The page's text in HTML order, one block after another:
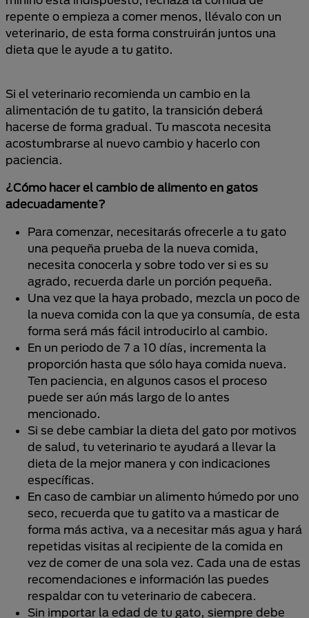
repente o empieza a comer menos, llévalo con un
veterinario, de esta forma construirán juntos una
dieta que le ayude a tu gatito.
Si el veterinario recomienda un cambio en la
alimentación de tu gatito, la transición deberá
hacerse de forma gradual. Tu mascota necesita
acostumbrarse al nuevo cambio y hacerlo con
paciencia.
¿Cómo hacer el cambio de alimento en gatos
adecuadamente?
Para comenzar, necesitarás ofrecerle a tu gato
una pequeña prueba de la nueva comida,
necesita conocerla y sobre todo ver si es su
agrado, recuerda darle un porción pequeña.
Una vez que la haya probado, mezcla un poco de
la nueva comida con la que ya consumía, de esta
forma será más fácil introducirlo al cambio.
En un periodo de 7 a 10 días, incrementa la
proporción hasta que sólo haya comida nueva.
Ten paciencia, en algunos casos el proceso
puede ser aún más largo de lo antes
mencionado.
Si se debe cambiar la dieta del gato por motivos
de salud, tu veterinario te ayudará a llevar la
dieta de la mejor manera y con indicaciones
específicas.
En caso de cambiar un alimento húmedo por uno
seco, recuerda que tu gatito va a masticar de
forma más activa, va a necesitar más agua y hará
repetidas visitas al recipiente de la comida en
vez de comer de una sola vez. Cada una de estas
recomendaciones e información las puedes
respaldar con tu veterinario de cabecera.
Sin importar la edad de tu gato, siempre debe